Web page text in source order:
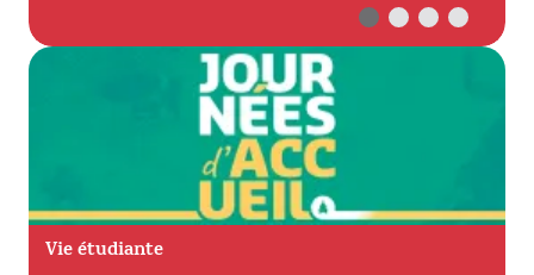
Vie étudiante